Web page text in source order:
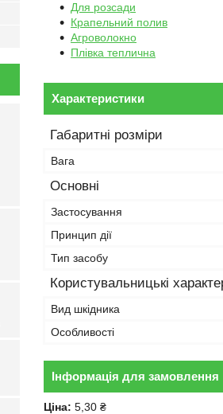
Для розсади
Крапельний полив
Агроволокно
Плівка теплична
Характеристики
Габаритні розміри
Вага
Основні
Застосування
Принцип дії
Тип засобу
Користувальницькі
Вид шкідника
Особливості
Інформація для замовлення
Ціна: 5,30 ₴